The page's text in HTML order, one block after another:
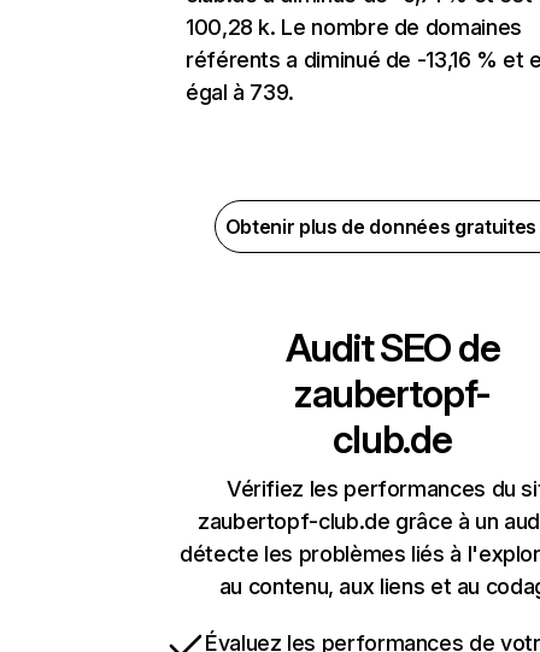
100,28 k. Le nombre de domaines
référents a diminué de -13,16 % et
égal à 739.
Obtenir plus de données
Audit SEO de
zaubertopf-
club.de
Vérifiez les performances du
zaubertopf-club.de grâce à un
détecte les problèmes liés à
au contenu, aux liens et au
Évaluez les performances de